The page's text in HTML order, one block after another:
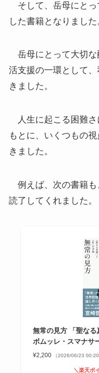
そして、岳母にとっ
した書籍となりました
岳母にとって大切な
活支援の一環として
きました。
人生に起こる困難さ
もとに、いくつもの
きました。
例えば、次の書籍も
読了してくれました。
無常の見方 「聖な
ボムッレ・スマナサ
¥2,200 （2026/06/23
＼楽天ポ